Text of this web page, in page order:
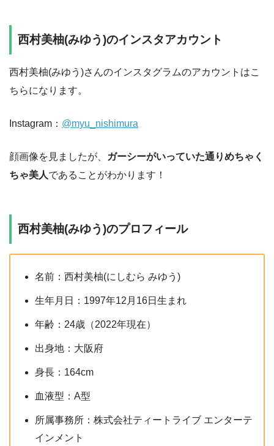
西村美柚(みゆう)のインスタアカウント
西村美柚(みゆう)さんのインスタグラムのアカウントはこ
ちらになります。
Instagram： @myu_nishimura
顔画像を見ましたが、
ガーシーがいっていた通りめちゃく
ちゃ美人であることがわかります！
西村美柚(みゆう)のプロフィール
名前：西村美柚(にしむら みゆう)
生年月日：1997年12月16日生まれ
年齢：24歳（2022年現在）
出身地：大阪府
身長：164cm
血液型：A型
所属事務所：株式会社ティートライブ エンターテ
インメント